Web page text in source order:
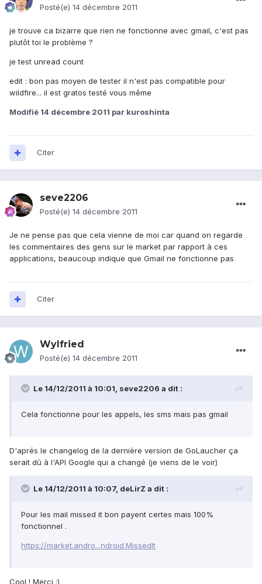
Posté(e) 14 décembre 2011
je trouve ca bizarre que rien ne fonctionne avec gmail, c'est pas
plutôt toi le problème ?
je test unread count
edit : bon pas moyen de tester il n'est pas compatible pour
wildfire... il est gratos testé vous même
Modifié 14 décembre 2011 par kuroshinta
Citer
seve2206
Posté(e) 14 décembre 2011
Je ne pense pas que cela vienne de moi car quand on regarde
les commentaires des gens sur le market par rapport à ces
applications, beaucoup indique que Gmail ne fonctionne pas
Citer
Wylfried
Posté(e) 14 décembre 2011
Le 14/12/2011 à 10:01, seve2206 a dit :
Cela fonctionne pour les appels, les sms mais pas gmail
D'aprés le changelog de la dernière version de GoLaucher ça
serait dû à l'API Google qui a changé (je viens de le voir)
Le 14/12/2011 à 10:07, deLirZ a dit :
Pour les mail missed it bon payent certes mais 100%
fonctionnel .
https://market.andro...ndroid.MissedIt
Cool ! Merci :)